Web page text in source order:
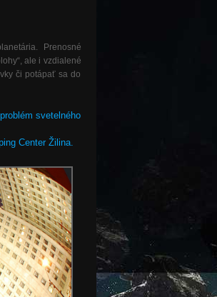
Prenosné
ale i vzdialené
či potápať sa do
svetelného
Center Žilina.